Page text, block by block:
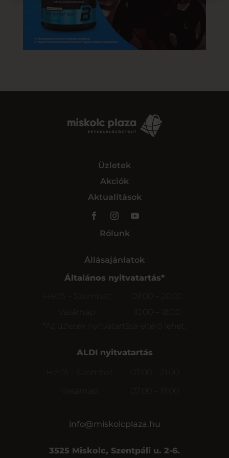
Üzletek
Akciók
Aktualitások
Rólunk
Állásajánlatok
Általános nyitvatartás*
Hétfő – Szombat:
09:00 – 20:00
Vasárnap:
*Az üzletek nyitvatartása eltérő lehet.
ALDI nyitvatartás
Hétfő – Szombat:
07:00 – 21:00
Vasárnap:
info@miskolcplaza.hu
3525 Miskolc, Szentpáli u. 2-6.